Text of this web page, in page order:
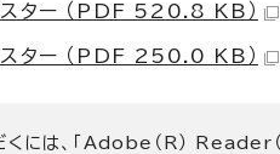
ター （PDF 520.8 KB）
ター （PDF 250.0 KB）
には、「Adobe（R） Reader